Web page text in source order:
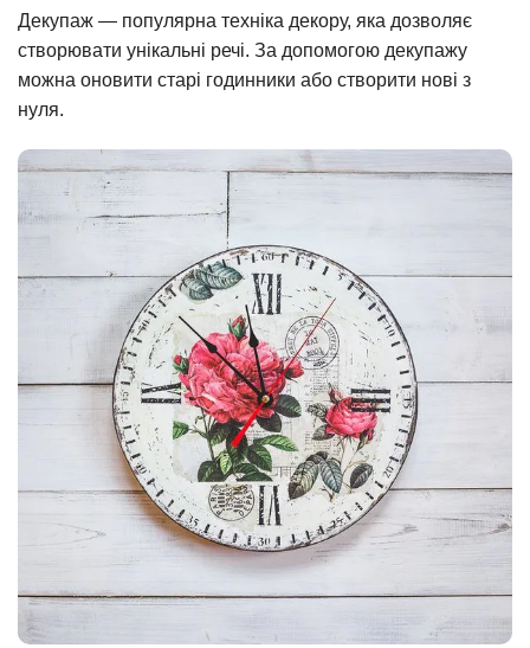
Декупаж — популярна техніка декору, яка дозволяє
створювати унікальні речі. За допомогою декупажу
можна оновити старі годинники або створити нові з
нуля.